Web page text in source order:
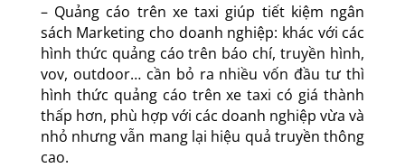
– Quảng cáo trên xe taxi giúp tiết kiệm ngân
sách Marketing cho doanh nghiệp: khác với các
hình thức quảng cáo trên báo chí, truyền hình,
vov, outdoor… cần bỏ ra nhiều vốn đầu tư thì
hình thức quảng cáo trên xe taxi có giá thành
thấp hơn, phù hợp với các doanh nghiệp vừa và
nhỏ nhưng vẫn mang lại hiệu quả truyền thông
cao.